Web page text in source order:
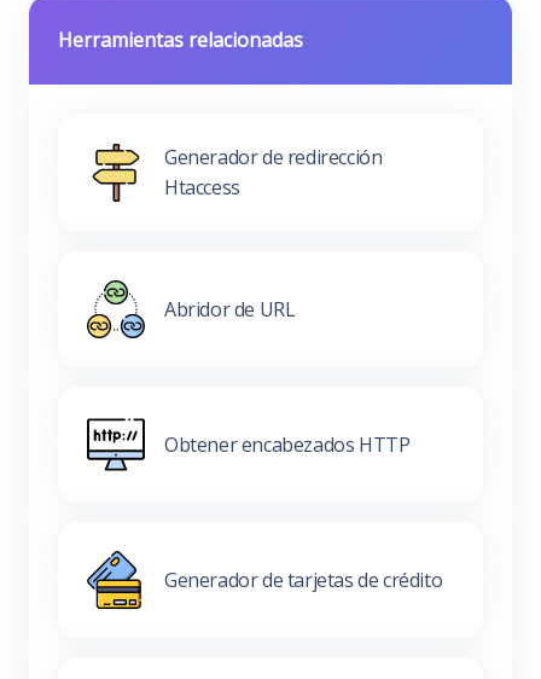
Herramientas relacionadas
Generador de redirección
Htaccess
Abridor de URL
Obtener encabezados HTTP
Generador de tarjetas de crédito